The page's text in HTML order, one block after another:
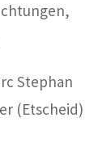
Stephan
(Etscheid)